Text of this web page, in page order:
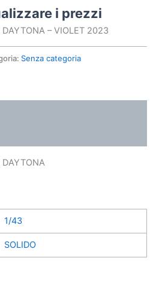
i prezzi
– VIOLET 2023
Senza categoria
DAYTONA
1/43
SOLIDO